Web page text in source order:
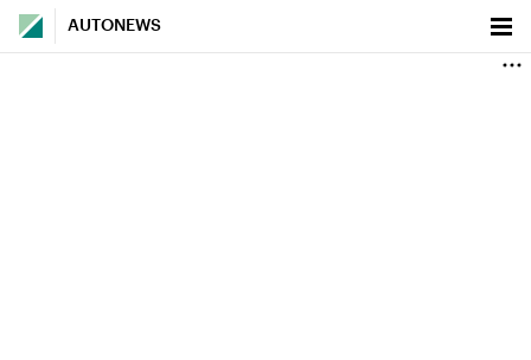
AUTONEWS